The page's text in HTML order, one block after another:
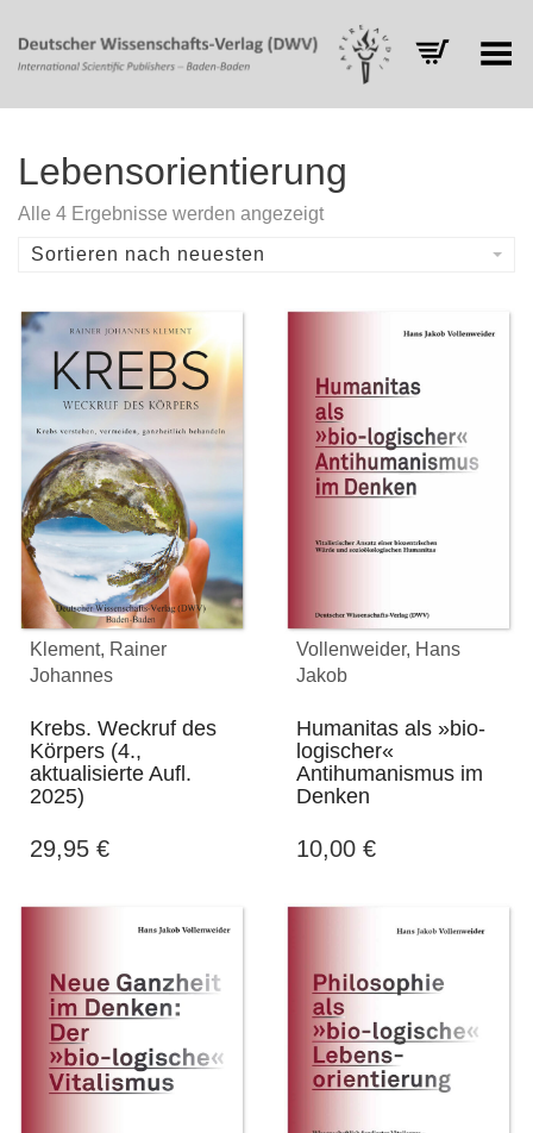
Toggle Menu
Lebensorientierung
Alle 4 Ergebnisse werden angezeigtNach
Sortieren nach neuesten
Klement, Rainer
Johannes
Krebs. Weckruf des
Körpers (4.,
aktualisierte Aufl.
2025)
29,95 €
Vollenweider, Hans
Jakob
Humanitas als »bio-
logischer«
Antihumanismus im
Denken
10,00 €